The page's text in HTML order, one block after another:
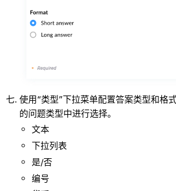
使用“类型”下拉菜单配置答案类型和格
的问题类型中进行选择。
文本
下拉列表
是/否
编号